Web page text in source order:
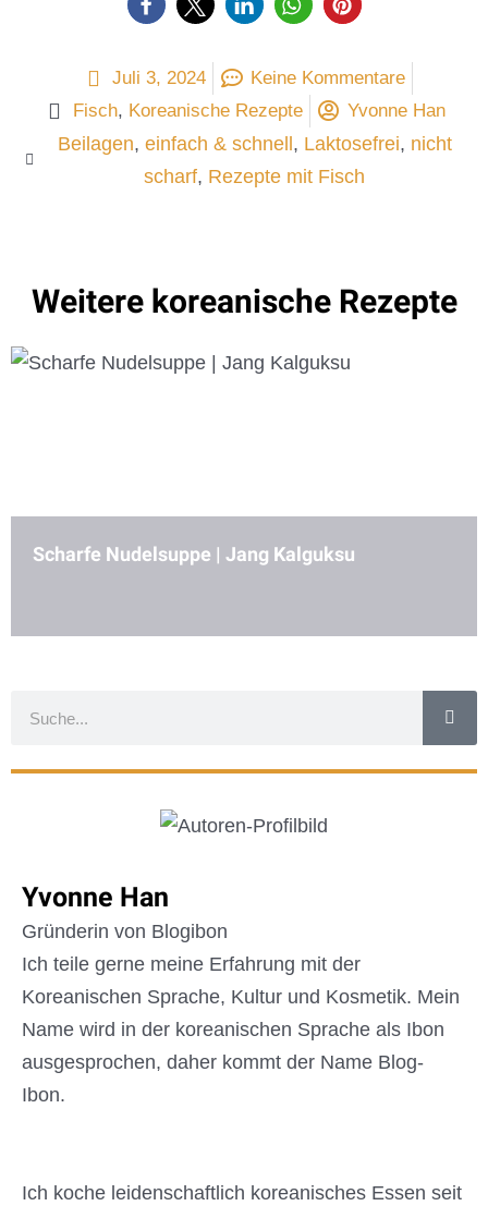
Juli 3, 2024
Keine Kommentare
Fisch, Koreanische Rezepte Yvonne Han
Beilagen, einfach & schnell , Laktosefrei, nicht
scharf, Rezepte mit Fisch
Weitere koreanische Rezepte
Scharfe Nudelsuppe | Jang Kalguksu
Yvonne Han
Gründerin von Blogibon
Ich teile gerne meine Erfahrung mit der
Koreanischen Sprache, Kultur und Kosmetik. Mein
Name wird in der koreanischen Sprache als Ibon
ausgesprochen, daher kommt der Name Blog-
Ibon.
Ich koche leidenschaftlich koreanisches Essen seit